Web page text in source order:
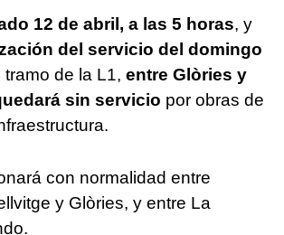
12 de abril, a las 5 horas, y
del servicio del domingo
tramo de la L1, entre Glòries y
sin servicio por obras de
con normalidad entre
y Glòries, y entre La